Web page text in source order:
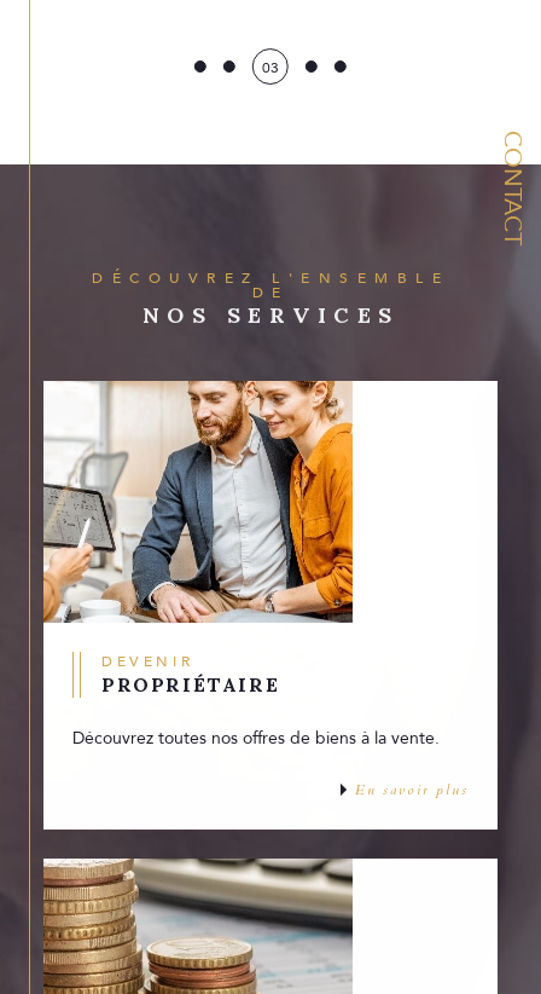
CONTACT
local, dans le souci que vous puissiez conclure votre
vente dans les meilleures conditions.
03
DÉCOUVREZ L'ENSEMBLE
DE
NOS SERVICES
DEVENIR
PROPRIÉTAIRE
Découvrez toutes nos offres de biens à la vente.
En savoir plus